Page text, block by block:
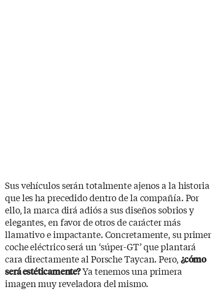
Sus vehículos serán totalmente ajenos a la historia
que les ha precedido dentro de la compañía. Por
ello, la marca dirá adiós a sus diseños sobrios y
elegantes, en favor de otros de carácter más
llamativo e impactante. Concretamente, su primer
coche eléctrico será un ‘súper-GT’ que plantará
cara directamente al Porsche Taycan. Pero, ¿cómo
será estéticamente?Ya tenemos una primera
imagen muy reveladora del mismo.